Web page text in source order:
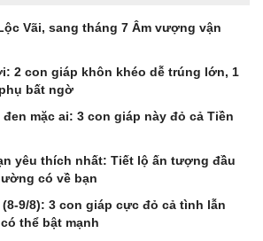
Vãi, sang tháng 7 Âm vượng vận
2 con giáp khôn khéo dễ trúng lớn, 1
bất ngờ
mặc ai: 3 con giáp này đỏ cả Tiền
yêu thích nhất: Tiết lộ ấn tượng đầu
có về bạn
9/8): 3 con giáp cực đỏ cả tình lẫn
thể bật mạnh